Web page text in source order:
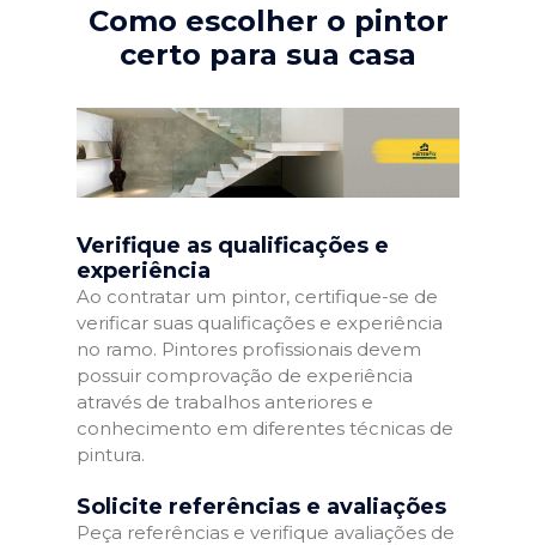
Como escolher o pintor
certo para sua casa
Verifique as qualificações e
experiência
Ao contratar um pintor, certifique-se de
verificar suas qualificações e experiência
no ramo. Pintores profissionais devem
possuir comprovação de experiência
através de trabalhos anteriores e
conhecimento em diferentes técnicas de
pintura.
Solicite referências e avaliações
Peça referências e verifique avaliações de